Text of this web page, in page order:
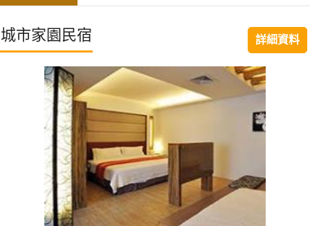
房
直接跟飯店訂房 HOT
城市家園民宿 詳細資料